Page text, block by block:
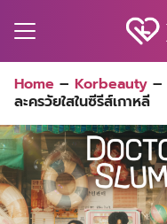
for:
Home – Korbeauty –
ละครวัยใสในซีรีส์เกาหลี